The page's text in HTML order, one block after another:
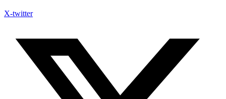
X-twitter